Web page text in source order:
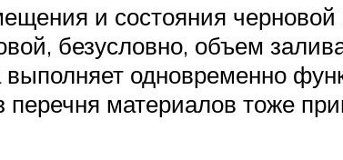
и состояния
безусловно, объем
одновременно
перечня материалов тоже